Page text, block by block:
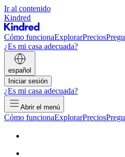
Ir al contenido
Kindred
Cómo funcionaExplorarPrecios
¿Es mi casa adecuada?
español
Iniciar sesión
¿Es mi casa adecuada?
Abrir el menú
Cómo funcionaExplorarPrecios